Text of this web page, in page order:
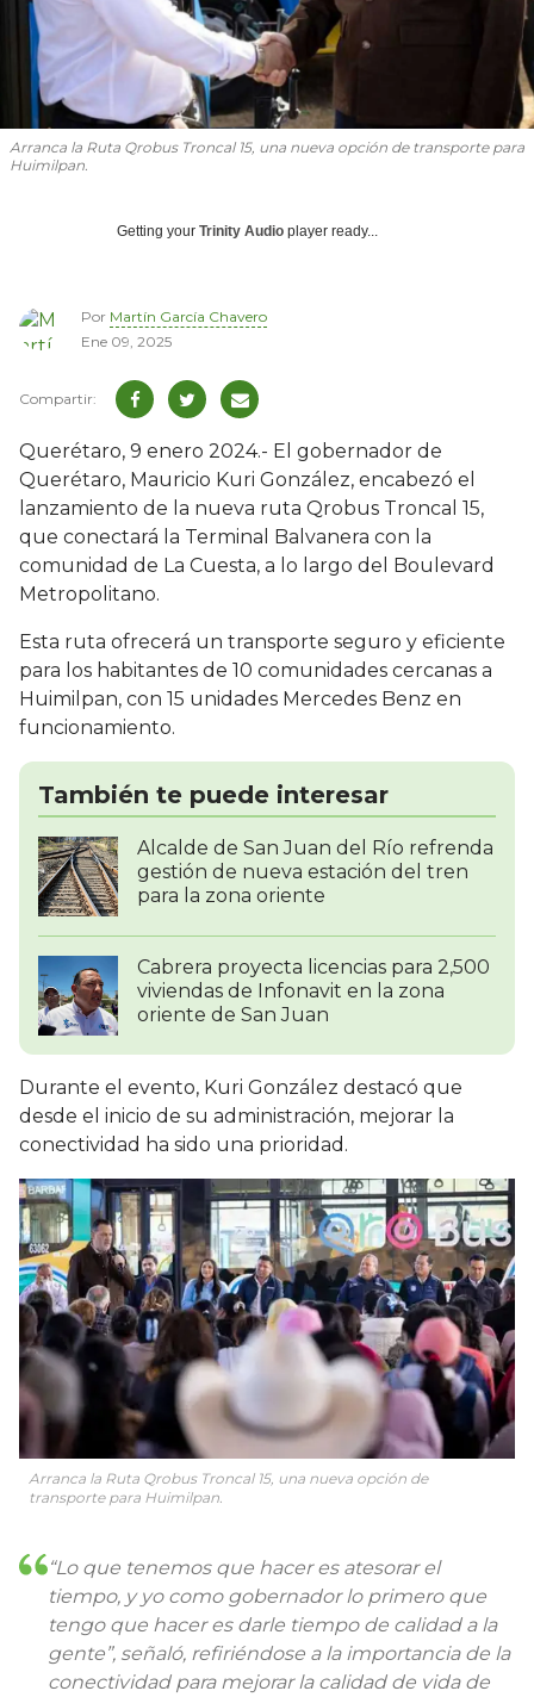
Arranca la Ruta Qrobus Troncal 15, una nueva opción de transporte para
Huimilpan.
Getting your Trinity Audio player ready...
Por Martín García Chavero
Ene 09, 2025
Querétaro, 9 enero 2024.- El gobernador de
Querétaro, Mauricio Kuri González, encabezó el
lanzamiento de la nueva ruta Qrobus Troncal 15,
que conectará la Terminal Balvanera con la
comunidad de La Cuesta, a lo largo del Boulevard
Metropolitano.
Esta ruta ofrecerá un transporte seguro y eficiente
para los habitantes de 10 comunidades cercanas a
Huimilpan, con 15 unidades Mercedes Benz en
funcionamiento.
También te puede interesar
Alcalde de San Juan del Río refrenda
gestión de nueva estación del tren
para la zona oriente
Cabrera proyecta licencias para 2,500
viviendas de Infonavit en la zona
oriente de San Juan
Durante el evento, Kuri González destacó que
desde el inicio de su administración, mejorar la
conectividad ha sido una prioridad.
Arranca la Ruta Qrobus Troncal 15, una nueva opción de
transporte para Huimilpan.
“Lo que tenemos que hacer es atesorar el
tiempo, y yo como gobernador lo primero que
tengo que hacer es darle tiempo de calidad a la
gente”, señaló, refiriéndose a la importancia de la
conectividad para mejorar la calidad de vida de